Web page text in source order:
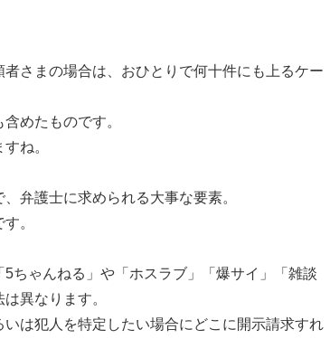
さまの場合は、おひとりで何十件にも上るケー
めたものです。
ね。
弁護士に求められる大事な要素。
。
ちゃんねる」や「ホスラブ」「爆サイ」「雑談
異なります。
は犯人を特定したい場合にどこに開示請求すれ